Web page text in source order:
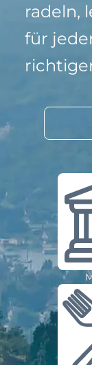
radeln,
für